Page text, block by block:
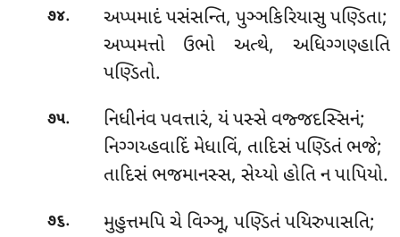
૭૪.
અપ્પમાદં પસંસન્તિ, પુઞ્ઞકિરિયાસુ પણ્ડિતા;
અપ્પમત્તો ઉભો અત્થે, અધિગ્ગણ્હાતિ
પણ્ડિતો.
૭૫. નિધીનંવપવત્તારં, યં પસ્સે વજ્જદસ્સિનં;
નિગ્ગય્હવાદિં મેધાવિં, તાદિસં પણ્ડિતં ભજે;
તાદિસં ભજમાનસ્સ, સેય્યો હોતિ ન પાપિયો.
૭૬. મુહુત્તમપિચે વિઞ્ઞૂ, પણ્ડિતં પયિરુપાસતિ;